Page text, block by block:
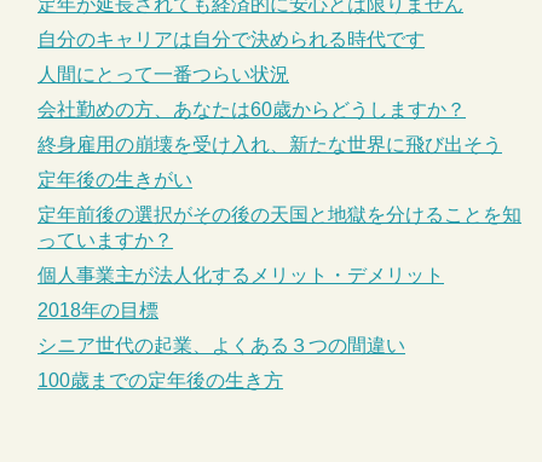
定年が延長されても経済的に安心とは限りません
自分のキャリアは自分で決められる時代です
人間にとって一番つらい状況
会社勤めの方、あなたは60歳からどうしますか？
終身雇用の崩壊を受け入れ、新たな世界に飛び出そう
定年後の生きがい
定年前後の選択がその後の天国と地獄を分けることを知
っていますか？
個人事業主が法人化するメリット・デメリット
2018年の目標
シニア世代の起業、よくある３つの間違い
100歳までの定年後の生き方